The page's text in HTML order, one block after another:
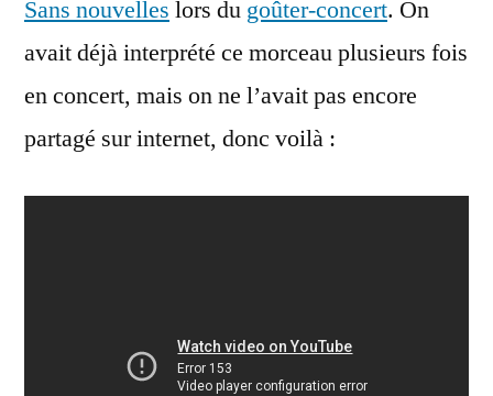
Sans nouvelles lors du goûter-concert. On
avait déjà interprété ce morceau plusieurs fois
en concert, mais on ne l’avait pas encore
partagé sur internet, donc voilà :